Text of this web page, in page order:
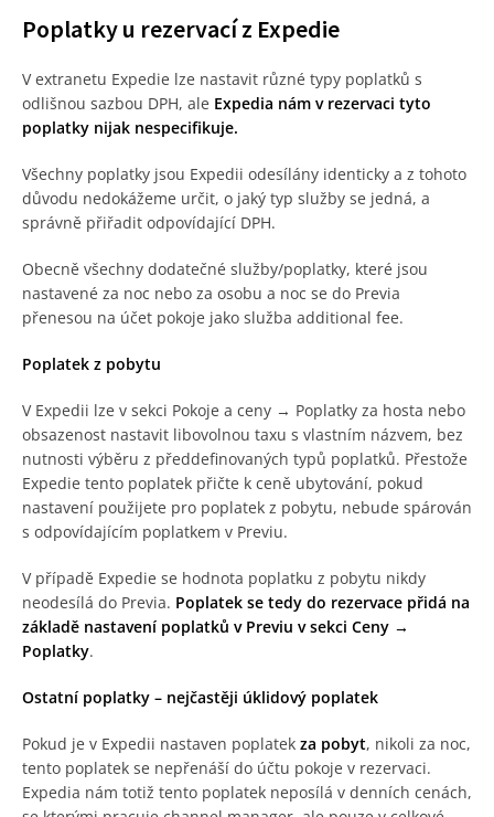
Poplatky u rezervací z Expedie
V extranetu Expedie lze nastavit různé typy poplatků s
odlišnou sazbou DPH, ale Expedia nám v rezervaci tyto
poplatky nijak nespecifikuje.
Všechny poplatky jsou Expedii odesílány identicky a z tohoto
důvodu nedokážeme určit, o jaký typ služby se jedná, a
správně přiřadit odpovídající DPH.
Obecně všechny dodatečné služby/poplatky, které jsou
nastavené za noc nebo za osobu a noc se do Previa
přenesou na účet pokoje jako služba additional fee.
Poplatek z pobytu
V Expedii lze v sekci Pokoje a ceny → Poplatky za hosta nebo
obsazenost nastavit libovolnou taxu s vlastním názvem, bez
nutnosti výběru z předdefinovaných typů poplatků. Přestože
Expedie tento poplatek přičte k ceně ubytování, pokud
nastavení použijete pro poplatek z pobytu, nebude spárován
s odpovídajícím poplatkem v Previu.
V případě Expedie se hodnota poplatku z pobytu nikdy
neodesílá do Previa. Poplatek se tedy do rezervace přidá na
základě nastavení poplatků v Previu v sekci Ceny →
Poplatky.
Ostatní poplatky – nejčastěji úklidový poplatek
Pokud je v Expedii nastaven poplatek za pobyt, nikoli za noc,
tento poplatek se nepřenáší do účtu pokoje v rezervaci.
Expedia nám totiž tento poplatek neposílá v denních cenách,